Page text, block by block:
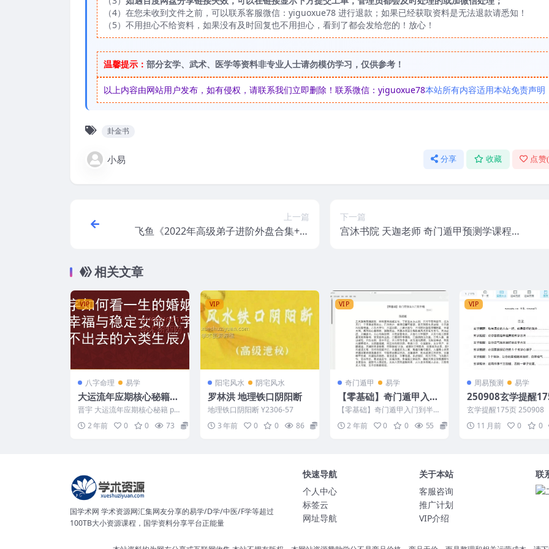
（4）在您未收到文件之前，可以联系客服微信：yiguoxue78 进行退款；如果已经获取资料是无法退款请悉知！
（5）不用担心不给资料，如果没有及时回复也不用担心，看到了都会发给您的！放心！
温馨提示： 部分玄学、武术、医学等资料非专业人士请勿模仿学习，仅供参考！
以上内容由网站用户发布，如有侵权，请联系我们立即删除！联系微信：yiguoxue78本站所有内容适用本站免责声明
卦金书
小易 分享 收藏 点赞(
上一篇
飞鱼《2022年高级弟子进阶外盘合集+外
下一篇
宫沐书院 天迦老师 奇门遁甲预测学课程 2
相关文章
VIP
八字命理 易学
大运流年应期核心秘籍晋
宇
晋宇 大运流年应期核心秘籍 pdf
2 年前 0 0 73
VIP
阳宅风水 阴宅风水
罗林洪 地理铁口阴阳断
地理铁口阴阳断 Y2306-57
3 年前
0 0 86
VIP
奇门遁甲 易学
【零基础】奇门遁甲入门
到半精，半精到成精视频
1集3小时Y
【零基础】奇门遁甲入门到半
精，半精到成精视频1集3小时Y
2411443 1.【...
2 年前 0 0 55
VIP
周易预测 易学
250908玄学提醒
玄学提醒175页 250908
11 月前
0 0
国学术网 学术资源网汇集网友分享的易学/D学/中医/F学等超过
100TB大小资源课程，国学资料分享平台正能量
快速导航
个人中心
标签云
网址导航
关于本站
客服咨询
推广计划
VIP介绍
联